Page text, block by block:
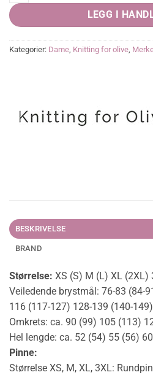
LEGG I
Kategorier: Dame Knitting for olive
BESKRIVELSE
BRAND
Størrelse: XS (S) M (L) XL (2XL)
Veiledende brystmål: 76-83 (84-
116 (117-127) 128-139 (140-
Omkrets: ca. 90 (99) 105 (113)
Hel lengde: ca. 52 (54) 55 (56)
Pinne:
Størrelse XS, M, XL, 3XL: